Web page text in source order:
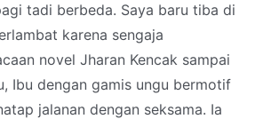
tadi berbeda. Saya baru tiba di
karena sengaja
novel Jharan Kencak sampai
Ibu dengan gamis ungu bermotif
jalanan dengan seksama. Ia